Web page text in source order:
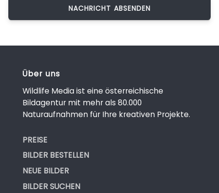
Über uns
Wildlife Media ist eine österreichische
Bildagentur mit mehr als 80.000
Naturaufnahmen für Ihre kreativen Projekte.
PREISE
BILDER BESTELLEN
NEUE BILDER
BILDER SUCHEN